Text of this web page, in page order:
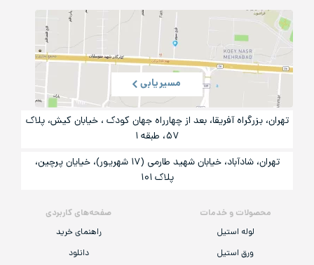
محصولات و خدمات
لوله استیل
ورق استیل
صفحه‌های کاربردی
راهنمای خرید
دانلود
مسیریابی
تهران، بزرگراه آفریقا، بعد از چهارراه جهان کودک ، خیابان کیش، پلاک
۵۷، طبقه ۱
تهران، شادآباد، خیابان شهید طارمی (۱۷ شهریور)، خیایان پرچین،
پلاک ۱۰۱